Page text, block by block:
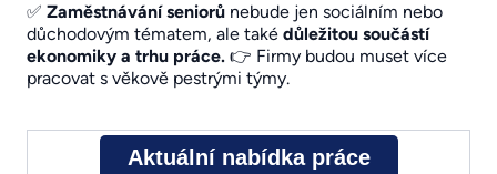
✅ Zaměstnávání seniorů nebude jen sociálním nebo
důchodovým tématem, ale také důležitou součástí
ekonomiky a trhu práce. 👉 Firmy budou muset více
pracovat s věkově pestrými týmy.
Aktuální nabídka práce